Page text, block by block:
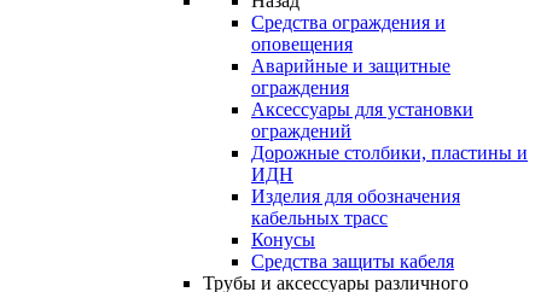
Средства ограждения и
оповещения
Аварийные и защитные
ограждения
Аксессуары для установки
ограждений
Дорожные столбики, пластины и
ИДН
Изделия для обозначения
кабельных трасс
Конусы
Средства защиты кабеля
Трубы и аксессуары различного